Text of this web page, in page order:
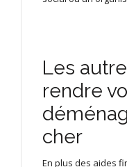
Les
rendre
cher
En plus des aides